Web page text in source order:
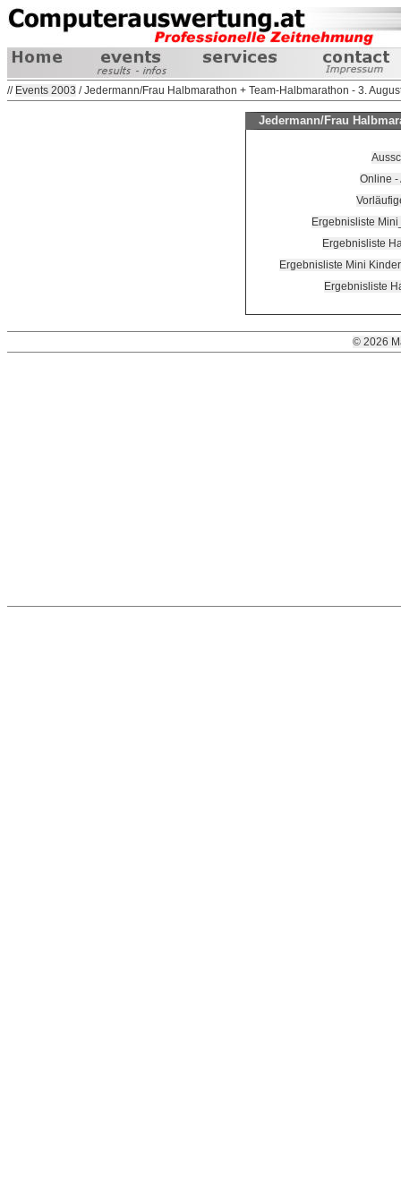
// Events 2003 / Jedermann/Frau Halbmarathon + Team-Halbmarathon - 3.
Jedermann/Frau
Online -
Ergebnisliste
Ergebnisliste
Ergebnisliste Mini
Ergebnisliste
© 2026